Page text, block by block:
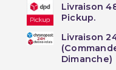
Livraison
Pickup.
Livraison
Dimanche)